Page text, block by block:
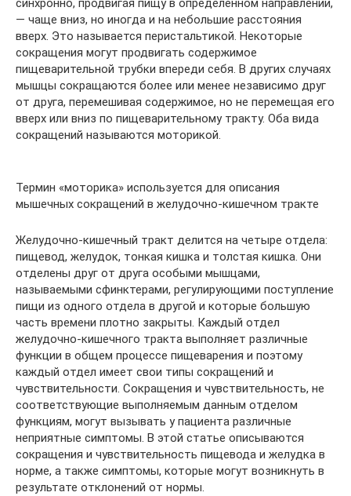
синхронно, продвигая пищу в определённом направлении,
— чаще вниз, но иногда и на небольшие расстояния
вверх. Это называется перистальтикой. Некоторые
сокращения могут продвигать содержимое
пищеварительной трубки впереди себя. В других случаях
мышцы сокращаются более или менее независимо друг
от друга, перемешивая содержимое, но не перемещая его
вверх или вниз по пищеварительному тракту. Оба вида
сокращений называются моторикой.
Термин «моторика» используется для описания
мышечных сокращений в желудочно-кишечном тракте
Желудочно-кишечный тракт делится на четыре отдела:
пищевод, желудок, тонкая кишка и толстая кишка. Они
отделены друг от друга особыми мышцами,
называемыми сфинктерами, регулирующими поступление
пищи из одного отдела в другой и которые большую
часть времени плотно закрыты. Каждый отдел
желудочно-кишечного тракта выполняет различные
функции в общем процессе пищеварения и поэтому
каждый отдел имеет свои типы сокращений и
чувствительности. Сокращения и чувствительность, не
соответствующие выполняемым данным отделом
функциям, могут вызывать у пациента различные
неприятные симптомы. В этой статье описываются
сокращения и чувствительность пищевода и желудка в
норме, а также симптомы, которые могут возникнуть в
результате отклонений от нормы.